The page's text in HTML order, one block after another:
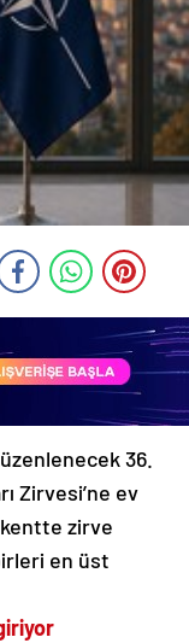
36.
Zirvesi’ne ev
zirve
en üst